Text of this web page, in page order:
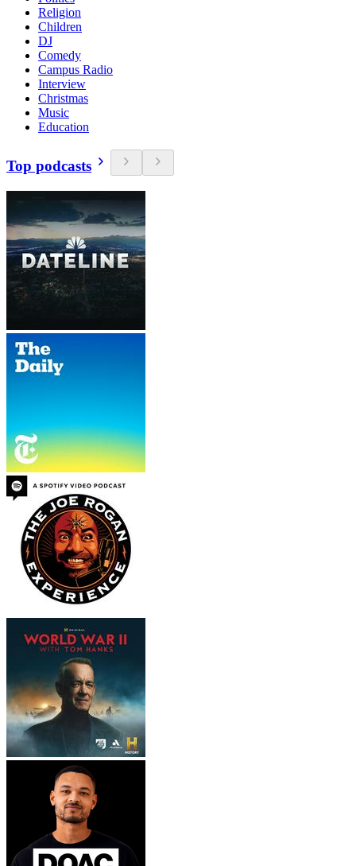
Religion
Children
DJ
Comedy
Campus Radio
Interview
Christmas
Music
Education
Top podcasts